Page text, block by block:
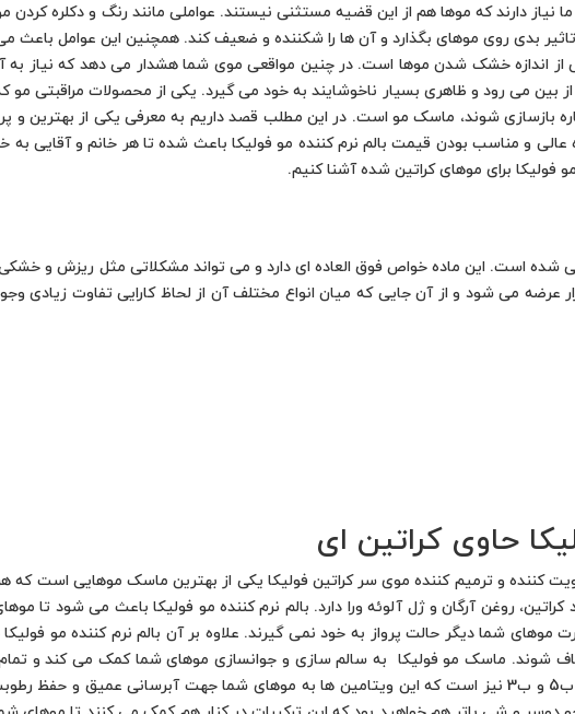
دارند که موها هم از این قضیه مستثنی نیستند. عواملی مانند رنگ و دکلره کردن
بدی روی موهای بگذارد و آن ها را شکننده و ضعیف کند. همچنین این عوامل باعث
اندازه خشک شدن موها است. در چنین مواقعی موی شما هشدار می دهد که نیاز به
از بین می رود و ظاهری بسیار ناخوشایند به خود می گیرد. یکی از محصولات مراقبتی
بازسازی شوند، ماسک مو است. در این مطلب قصد داریم به معرفی یکی از بهترین و
عالی و مناسب بودن قیمت بالم نرم کننده مو فولیکا باعث شده تا هر خانم و آقایی
فولیکا برای موهای کراتین شده آشنا کنیم.
شده است. این ماده خواص فوق العاده ای دارد و می تواند مشکلاتی مثل ریزش و
عرضه می شود و از آن جایی که میان انواع مختلف آن از لحاظ کارایی تفاوت زیادی
حاوی کراتین ای
کننده و ترمیم کننده موی سر کراتین فولیکا یکی از بهترین ماسک موهایی است که
کراتین، روغن آرگان و ژل آلوئه ورا دارد. بالم نرم کننده مو فولیکا باعث می شود
شما دیگر حالت پرواز به خود نمی گیرند. علاوه بر آن بالم نرم کننده مو
شوند. ماسک مو فولیکا به سالم سازی و جوانسازی موهای شما کمک می کند و
بازسازی می کند. ماسک مو کراتین فولیکا اوی ویتامین ب5 و ب3 نیز است که این ویتامین ها به موهای شما جهت